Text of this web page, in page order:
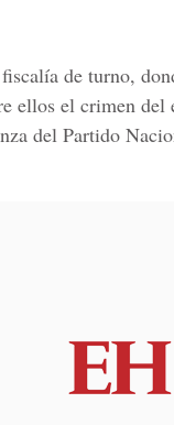
de turno,
ellos el crimen del
del Partido